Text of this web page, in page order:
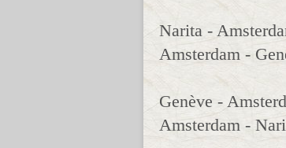
Narita -
Amsterdam -
Genève -
Amsterdam -